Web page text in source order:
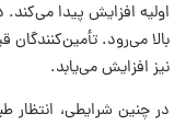
اولیه افزایش پیدا
بالا می‌رود.
نیز افزایش می‌یابد.
در چنین شرایطی،